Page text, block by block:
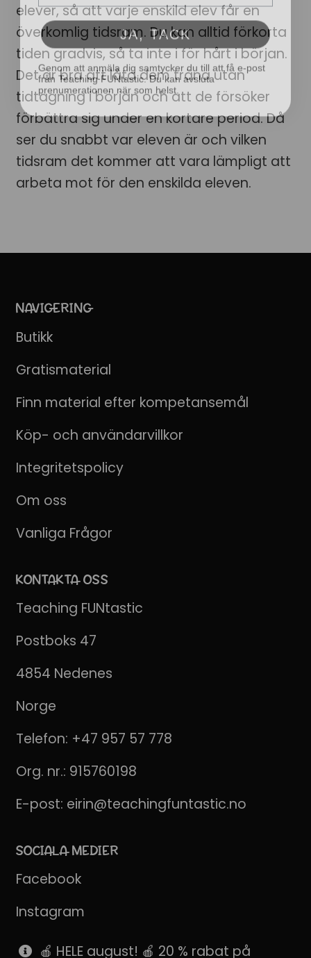
elever, så att varje enskild elev får en
överkomlig tidsram. Du kan alltid förkorta
tiden gradvis, så ta inte i för hårt i början.
Det är bra att låta dem träna utan
tidtagning i början och att de försöker
förbättra sig under en kortare period. Då
ser du snabbt var eleven är och vilken
tidsram det kommer att vara lämpligt att
arbeta mot för den enskilda eleven.
NAVIGERING
Butikk
Gratismaterial
Finn material efter kompetansemål
Köp- och användarvillkor
Integritetspolicy
Om oss
Vanliga Frågor
KONTAKTA OSS
Teaching FUNtastic
Postboks 47
4854 Nedenes
Norge
Telefon: +47 957 57 778
Org. nr.: 915760198
E-post: eirin@teachingfuntastic.no
SOCIALA MEDIER
Facebook
Instagram
Pinterest
🍎 HELE august! 🍎 20 % rabat på
JA, TACK
Genom att anmäla dig samtycker du till att få e-post
från Teaching FUNtastic. Du kan avsluta
prenumerationen när som helst.